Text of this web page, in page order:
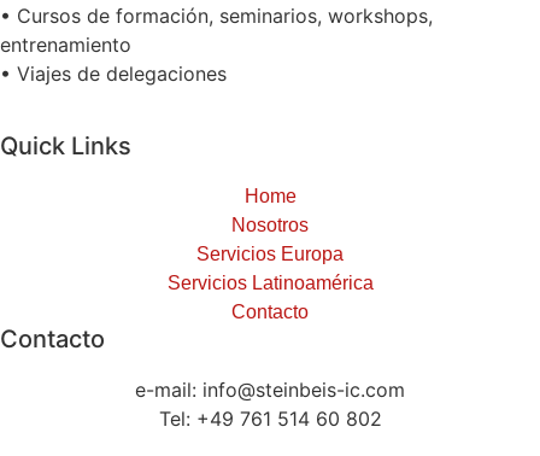
• Cursos de formación, seminarios, workshops,
entrenamiento
• Viajes de delegaciones
Quick Links
Home
Nosotros
Servicios Europa
Servicios Latinoamérica
Contacto
Contacto
e-mail: info@steinbeis-ic.com
Tel: +49 761 514 60 802